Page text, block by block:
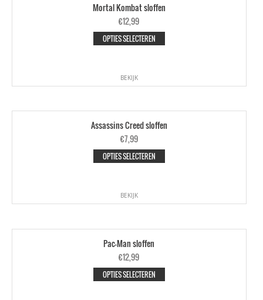
Mortal Kombat sloffen
€12,99
OPTIES SELECTEREN
BEKIJK
Assassins Creed sloffen
€7,99
OPTIES SELECTEREN
BEKIJK
Pac-Man sloffen
€12,99
OPTIES SELECTEREN